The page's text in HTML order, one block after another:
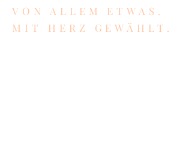
VON ALLEM ETWAS.
MIT HERZ GEWÄHLT.